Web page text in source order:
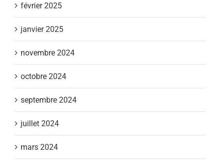
février 2025
janvier 2025
novembre 2024
octobre 2024
septembre 2024
juillet 2024
mars 2024